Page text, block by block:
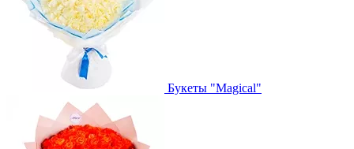
Букеты "Magical"